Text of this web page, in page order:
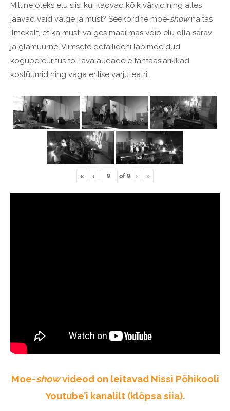
Milline oleks elu siis, kui kaovad kõik värvid ning alles
jäävad vaid valge ja must? Seekordne moe-shownäitas
ilmekalt, et ka must-valges maailmas võib elu olla särav
ja glamuurne. Viimsete detailideni läbimõeldud
kogupereüritus tõi lavalaudadele fantaasiarikkad
kostüümid ning väga erilise varjuteatri.
« ‹ of9 › »
Moe-showvideod on leitavad Nissi Põhikooli
Youtube’i kanalilt (klõpsa siia).